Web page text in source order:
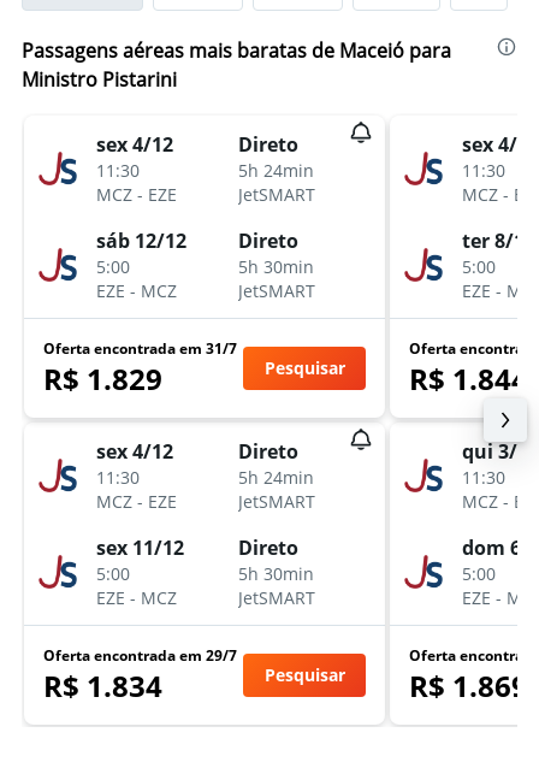
Passagens aéreas mais baratas de Maceió para
Ministro Pistarini
sex 4/12
11:30
MCZ - EZE
Direto
5h 24min
JetSMART
sáb 12/12
5:00
EZE - MCZ
Direto
5h 30min
JetSMART
Oferta encontrada em 31/7
R$ 1.829 Pesquisar
sex 4/12
11:30
MCZ - EZE
Direto
5h 24min
JetSMART
sex 11/12
5:00
EZE - MCZ
Direto
5h 30min
JetSMART
Oferta encontrada em 29/7
R$ 1.834 Pesquisar
sex 4/12
11:30
MCZ -
ter 8/12
5:00
EZE -
Oferta
R$ 1.844
qui 3/12
11:30
MCZ -
dom 6/
5:00
EZE -
Oferta
R$ 1.869